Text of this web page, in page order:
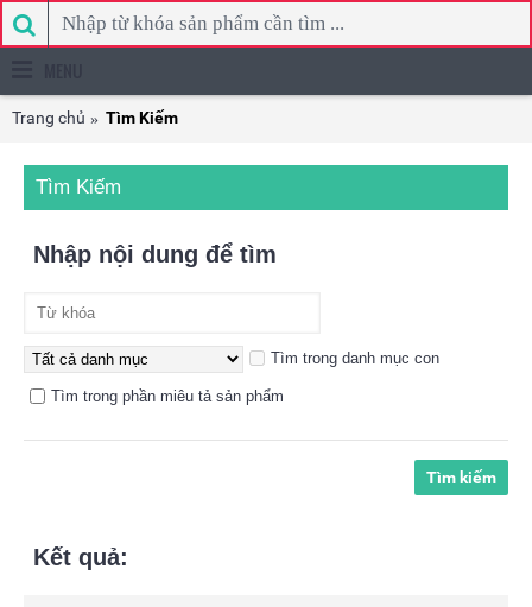
Trang chủ Tìm Kiếm
Tìm Kiếm
Nhập nội dung để tìm
Tìm trong danh mục con
Tìm trong phần miêu tả sản phẩm
Kết quả: